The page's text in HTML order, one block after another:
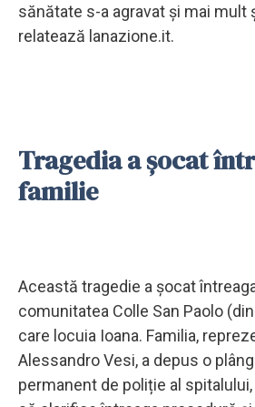
sănătate s-a agravat și mai mult
relatează lanazione.it.
Tragedia a șocat
familie
Această tragedie a șocat
comunitatea Colle San Paolo
care locuia Ioana. Familia,
Alessandro Vesi, a depus o
permanent de poliție al